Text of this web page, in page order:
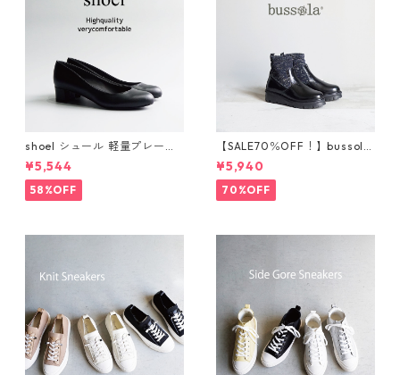
shoel シュール 軽量プレーン
パンプス now235
¥5,544
58%OFF
【SALE70％OFF！】bussola
ブソラ ラメショートブー
ツ 925520
¥5,940
70%OFF